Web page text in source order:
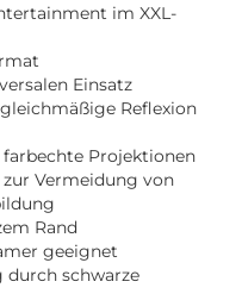
im XXL-
Einsatz
Reflexion
Projektionen
Vermeidung von
Rand
geeignet
schwarze